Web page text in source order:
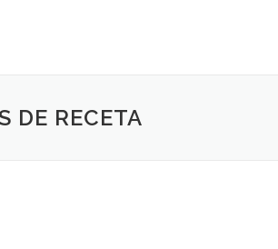
DE RECETA